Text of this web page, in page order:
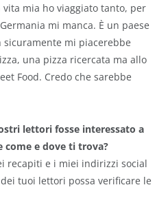
vita mia ho viaggiato tanto, per
mi manca. È un paese
sicuramente mi piacerebbe
una pizza ricercata ma allo
Food. Credo che sarebbe
lettori fosse interessato a
e dove ti trova?
recapiti e i miei indirizzi social
tuoi lettori possa verificare le